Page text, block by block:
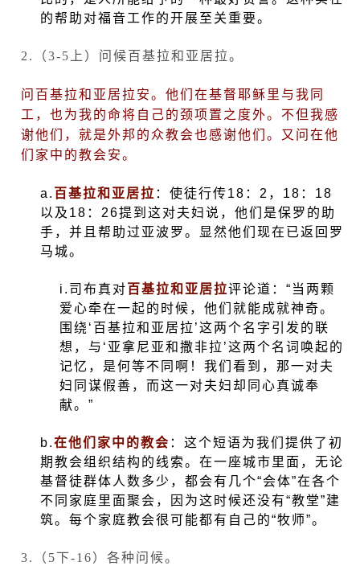
的帮助对福音工作的开展至关重要。
2. （3-5 上）问候百基拉和亚居拉。
问百基拉和亚居拉安。他们在基督耶稣里与我同
工，也为我的命将自己的颈项置之度外。不但我感
谢他们，就是外邦的众教会也感谢他们。又问在他
们家中的教会安。
a. 百基拉和亚居拉 ：使徒行传18 ： 2 ， 18 ： 18
以及 18 ： 26提到这对夫妇说，他们是保罗的助
手，并且帮助过亚波罗。显然他们现在已返回罗
马城。
i. 司布真对百基拉和亚居拉评论道：“当两颗
爱心牵在一起的时候，他们就能成就神奇。
围绕‘百基拉和亚居拉’这两个名字引发的联
想，与‘亚拿尼亚和撒非拉’这两个名词唤起的
记忆，是何等不同啊！我们看到，那一对夫
妇同谋假善，而这一对夫妇却同心真诚奉
献。”
b.在他们家中的教会 ：这个短语为我们提供了初
期教会组织结构的线索。在一座城市里面，无论
基督徒群体人数多少，都会有几个“会体”在各个
不同家庭里面聚会，因为这时候还没有“教堂”建
筑。每个家庭教会很可能都有自己的“牧师”。
3. （ 5下-16）各种问候。